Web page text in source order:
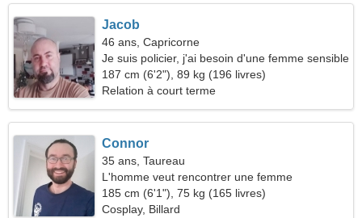
Jacob
46 ans, Capricorne
Je suis policier, j'ai besoin d'une femme sensible
187 cm (6'2"), 89 kg (196 livres)
Relation à court terme
Connor
35 ans, Taureau
L'homme veut rencontrer une femme
185 cm (6'1"), 75 kg (165 livres)
Cosplay, Billard